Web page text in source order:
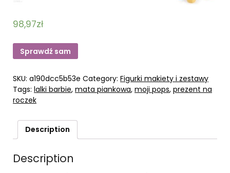
98,97zł
Sprawdź sam
SKU: a190dcc5b53e Category: Figurki makiety i zestawy
Tags: lalki barbie, mata piankowa, moji pops, prezent na
roczek
Description
Description